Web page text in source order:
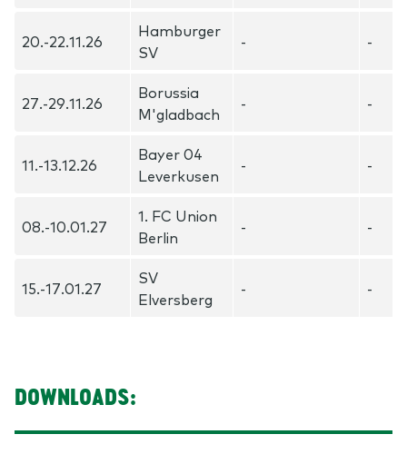
20.-22.11.26
Hamburger
SV
- -
27.-29.11.26
Borussia
M'gladbach
- -
11.-13.12.26
Bayer 04
Leverkusen
- -
08.-10.01.27
1. FC Union
Berlin
- -
15.-17.01.27
SV
Elversberg
- -
DOWNLOADS: